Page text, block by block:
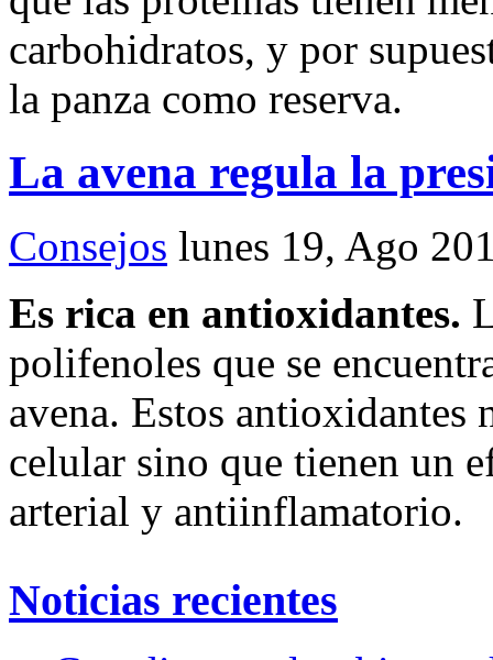
carbohidratos, y por
la panza como reserva.
La avena regula la
Consejos lunes 19, Ago
Es rica en antioxidantes.
polifenoles que se
avena. Estos
celular sino que tienen un
arterial y antiinflamatorio.
Noticias recientes